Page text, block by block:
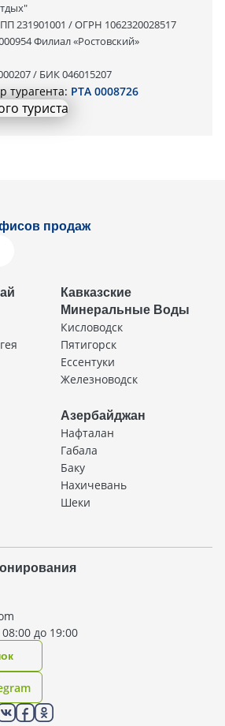
231901001 / ОГРН 1062320028517
Филиал «Ростовский»
/ БИК 046015207
турагента: РТА 0008726
продаж
Кавказские
Минеральные Воды
Кисловодск
Пятигорск
Ессентуки
Железноводск
Азербайджан
Нафталан
Габала
Баку
Нахичевань
Шеки
08:00 до 19:00